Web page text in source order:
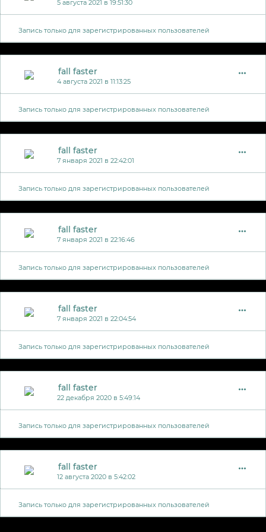
5 августа 2021 в 19:51:30
Запись только для зарегистрированных пользователей
fall faster
4 августа 2021 в 11:13:25
Запись только для зарегистрированных пользователей
fall faster
7 января 2021 в 22:42:01
Запись только для зарегистрированных пользователей
fall faster
7 января 2021 в 22:16:46
Запись только для зарегистрированных пользователей
fall faster
7 января 2021 в 22:04:54
Запись только для зарегистрированных пользователей
fall faster
22 декабря 2020 в 5:49:14
Запись только для зарегистрированных пользователей
fall faster
12 августа 2020 в 5:42:02
Запись только для зарегистрированных пользователей